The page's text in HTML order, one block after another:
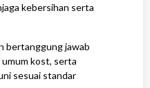
kebersihan serta
bertanggung jawab
kost, serta
sesuai standar